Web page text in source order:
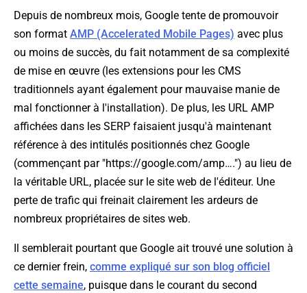
Depuis de nombreux mois, Google tente de promouvoir
son format AMP (Accelerated Mobile Pages) avec plus
ou moins de succès, du fait notamment de sa complexité
de mise en œuvre (les extensions pour les CMS
traditionnels ayant également pour mauvaise manie de
mal fonctionner à l'installation). De plus, les URL AMP
affichées dans les SERP faisaient jusqu'à maintenant
référence à des intitulés positionnés chez Google
(commençant par "https://google.com/amp….") au lieu de
la véritable URL, placée sur le site web de l'éditeur. Une
perte de trafic qui freinait clairement les ardeurs de
nombreux propriétaires de sites web.
Il semblerait pourtant que Google ait trouvé une solution à
ce dernier frein, comme expliqué sur son blog officiel
cette semaine, puisque dans le courant du second